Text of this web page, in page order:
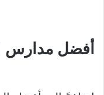
أفضل مدارس